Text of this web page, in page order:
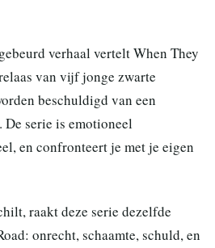
verhaal vertelt When They
van vijf jonge zwarte
beschuldigd van een
serie is emotioneel
en confronteert je met je eigen
raakt deze serie dezelfde
onrecht, schaamte, schuld, en